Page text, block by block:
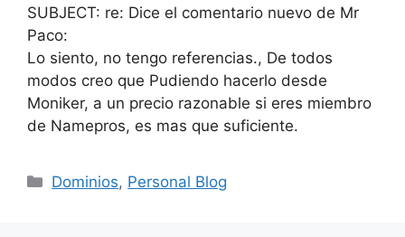
SUBJECT: re: Dice el comentario nuevo de Mr
Paco:
Lo siento, no tengo referencias., De todos
modos creo que Pudiendo hacerlo desde
Moniker, a un precio razonable si eres miembro
de Namepros, es mas que suficiente.
Categorías
Dominios, Personal Blog